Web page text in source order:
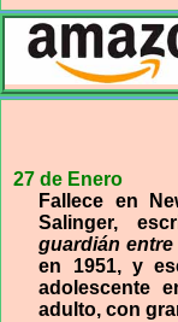
27 de Enero
Fallece en
Salinger,
guardián
en 1951, y
adolescente
adulto, con